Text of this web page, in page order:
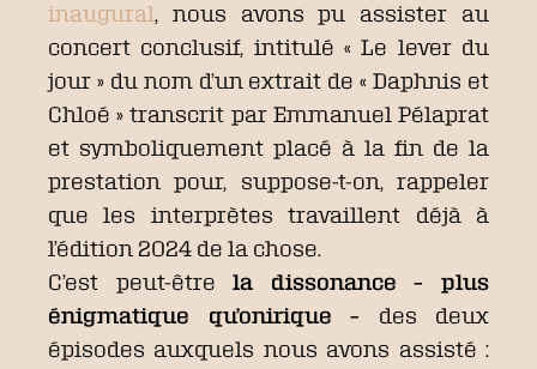
inaugural, nous avons pu assister au
concert conclusif, intitulé « Le lever du
jour » du nom d’un extrait de « Daphnis et
Chloé » transcrit par Emmanuel Pélaprat
et symboliquement placé à la fin de la
prestation pour, suppose-t-on, rappeler
que les interprètes travaillent déjà à
l’édition 2024 de la chose.
C’est peut-êtrela dissonance – plus
énigmatique qu’onirique – des deux
épisodes auxquels nous avons assisté :